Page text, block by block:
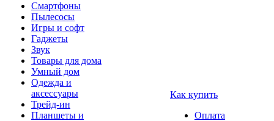
Смартфоны
Пылесосы
Игры и софт
Гаджеты
Звук
Товары для дома
Умный дом
Одежда и
аксессуары
Трейд-ин
Планшеты и
Как купить
Оплата